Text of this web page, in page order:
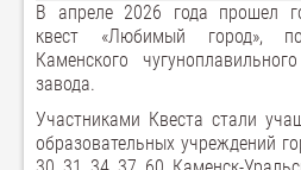
В апреле 2026 года прошел
квест «Любимый город»,
Каменского
завода.
Участниками Квеста стали
образовательных учреждений